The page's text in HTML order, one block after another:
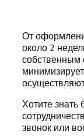
От
около 2
собственным
Хотите
звонок или